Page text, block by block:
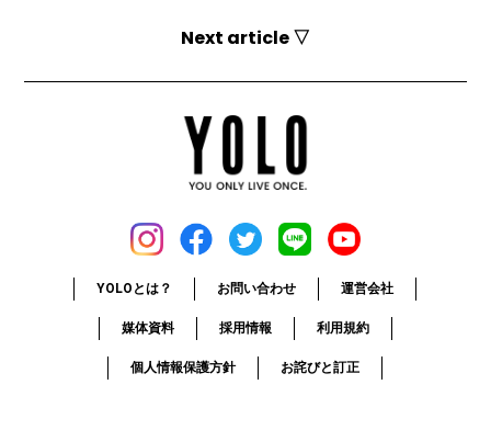
Next article ▽
YOLOとは？ お問い合わせ 運営会社
媒体資料 採用情報 利用規約
個人情報保護方針 お詫びと訂正